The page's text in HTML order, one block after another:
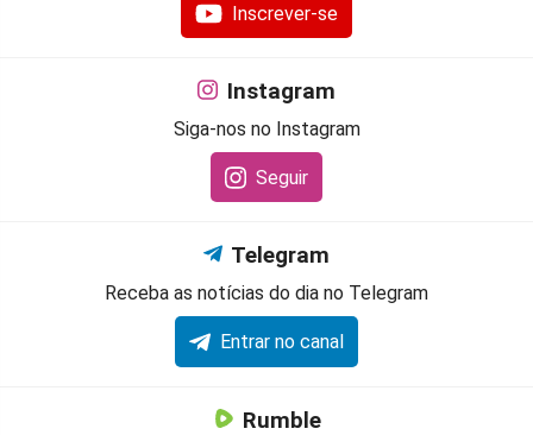
Inscrever-se
Instagram
Siga-nos no Instagram
Seguir
Telegram
Receba as notícias do dia no Telegram
Entrar no canal
Rumble